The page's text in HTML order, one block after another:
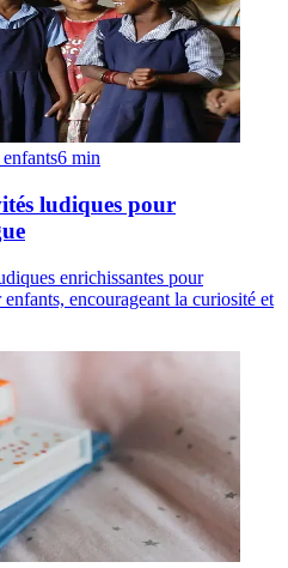
6 min
ludiques pour
enrichissantes pour
encourageant la curiosité et